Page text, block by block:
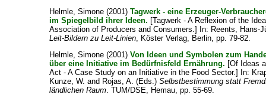
Helmle, Simone (2001)Tagwerk - eine Erzeuger-
im Spiegelbild ihrer Ideen. [Tagwerk - A Reflexion of the
Association of Producers and Consumers.] In: Reents, Hans-
Leit-Bildern zu Leit-Linien, Köster Verlag, Berlin, pp. 79-82.
Helmle, Simone (2001)Von Ideen und Symbolen zum
über eine Initiative im Bedürfnisfeld Ernährung. [Of Ideas
Act - A Case Study on an Initiative in the Food Sector.] In:
Kunze, W. and Rojas, A. (Eds.)Selbstbestimmung statt
ländlichen Raum. TUM/DSE, Hemau, pp. 55-69.